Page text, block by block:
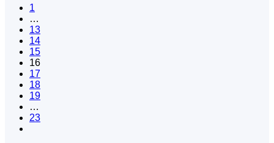
1
…
13
14
15
16
17
18
19
…
23